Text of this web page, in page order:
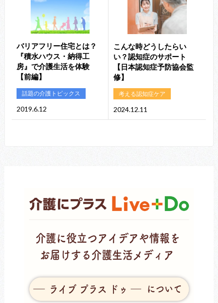
バリアフリー住宅とは？
『積水ハウス・納得工
房』で介護生活を体験
【前編】
話題の介護トピックス
2019.6.12
こんな時どうしたらい
い？認知症のサポート
【日本認知症予防協会監
修】
考える認知症ケア
2024.12.11